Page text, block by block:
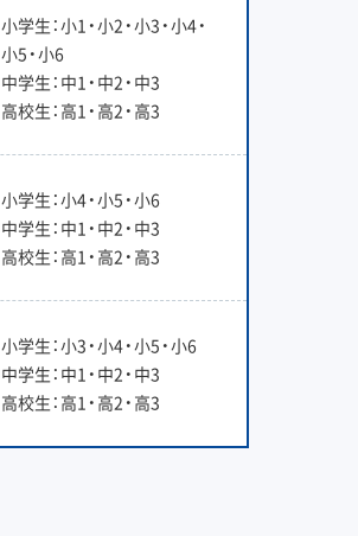
小学生：小1・小2・小3・小4・
小5・小6
中学生：中1・中2・中3
高校生：高1・高2・高3
小学生：小4・小5・小6
中学生：中1・中2・中3
高校生：高1・高2・高3
小学生：小3・小4・小5・小6
中学生：中1・中2・中3
高校生：高1・高2・高3